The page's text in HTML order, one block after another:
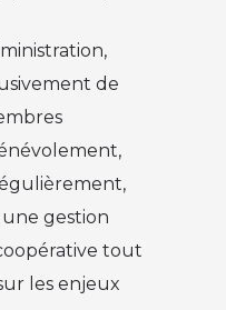
de
gestion
tout
les enjeux